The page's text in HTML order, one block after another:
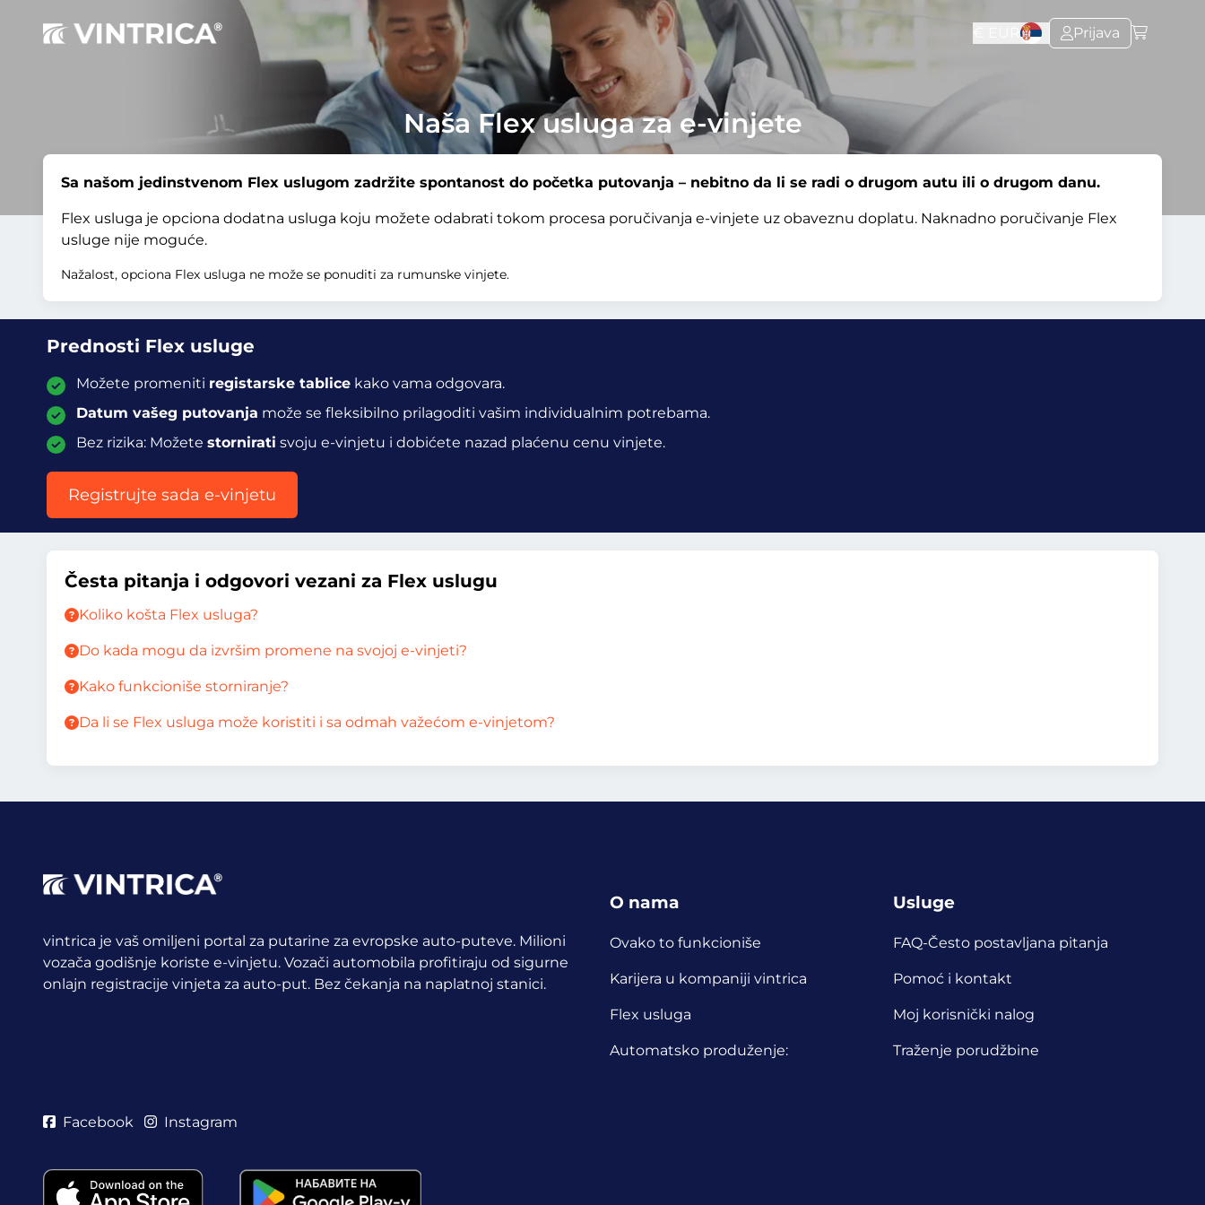
Prijava
Naša Flex usluga za e-vinjete
Sa našom jedinstvenom Flex uslugom zadržite spontanost do početka putovanja – nebitno da li se radi o drugom autu ili o drugom danu.
Flex usluga je opciona dodatna usluga koju možete odabrati tokom procesa poručivanja e-vinjete uz obaveznu doplatu. Naknadno poručivanje Flex
usluge nije moguće.
Nažalost, opciona Flex usluga ne može se ponuditi za rumunske vinjete.
Prednosti Flex usluge
Možete promeniti registarske tablicekako vama odgovara.
Datum vašeg putovanja može se fleksibilno prilagoditi vašim individualnim potrebama.
Bez rizika: Možete stornirati svoju e-vinjetu i dobićete nazad plaćenu cenu vinjete.
Registrujte sada e-vinjetu
Česta pitanja i odgovori vezani za Flex uslugu
Koliko košta Flex usluga?
Do kada mogu da izvršim promene na svojoj e-vinjeti?
Kako funkcioniše storniranje?
Da li se Flex usluga može koristiti i sa odmah važećom e-vinjetom?
vintrica je vaš omiljeni portal za putarine za evropske auto-puteve. Milioni
vozača godišnje koriste e-vinjetu. Vozači automobila profitiraju od sigurne
onlajn registracije vinjeta za auto-put. Bez čekanja na naplatnoj stanici.
O nama
Ovako to funkcioniše
Karijera u kompaniji vintrica
Flex usluga
Automatsko produženje:
Usluge
FAQ-Često postavljana pitanja
Pomoć i kontakt
Moj korisnički nalog
Traženje porudžbine
Facebook Instagram